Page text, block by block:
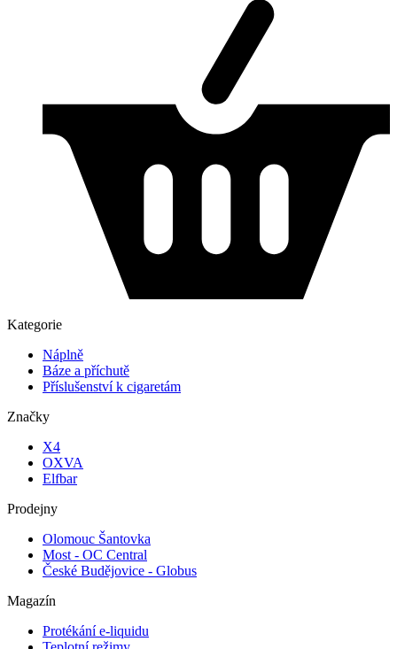
Kategorie
Náplně
Báze a příchutě
Příslušenství k cigaretám
Značky
X4
OXVA
Elfbar
Prodejny
Olomouc Šantovka
Most - OC Central
České Budějovice - Globus
Magazín
Protékání e-liquidu